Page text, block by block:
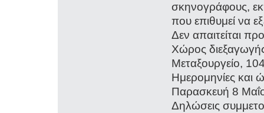
σκηνογράφους,
που επιθυμεί να
Δεν απαιτείται
Χώρος
Μεταξουργείο,
Ημερομηνίες και
Παρασκευή 8
Δηλώσεις